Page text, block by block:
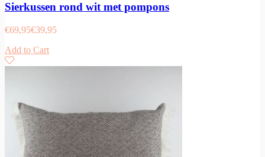
Sierkussen rond wit met pompons
€69,95€39,95
Add to Cart